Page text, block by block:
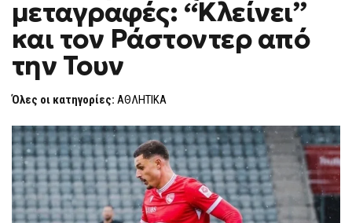
ΚΑΙ
ΤΟΝ
ΡΆΣΤΟΝΤΕΡ
ΑΠΌ
μεταγραφές: “Κλείνει”
και τον Ράστοντερ από
την Τουν
Όλες οι κατηγορίες: ΑΘΛΗΤΙΚΑ